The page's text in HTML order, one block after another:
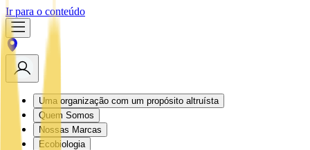
Ir para o conteúdo
Uma organização com um propósito altruísta
Quem Somos
Nossas Marcas
Ecobiologia